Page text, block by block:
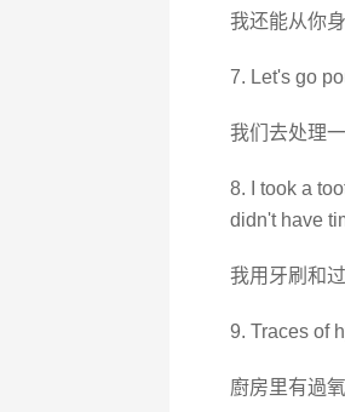
我还能从你
7. Let's go
我们去处理
8. I took a
didn't have
我用牙刷和
9. Traces of
廚房里有過